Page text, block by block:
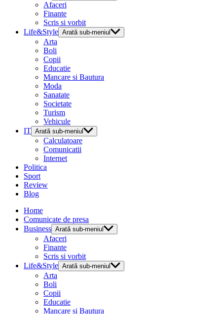
Afaceri
Finante
Scris si vorbit
Life&Style Arată sub-meniul
Arta
Boli
Copii
Educatie
Mancare si Bautura
Moda
Sanatate
Societate
Turism
Vehicule
IT Arată sub-meniul
Calculatoare
Comunicatii
Internet
Politica
Sport
Review
Blog
Home
Comunicate de presa
Business Arată sub-meniul
Afaceri
Finante
Scris si vorbit
Life&Style Arată sub-meniul
Arta
Boli
Copii
Educatie
Mancare si Bautura